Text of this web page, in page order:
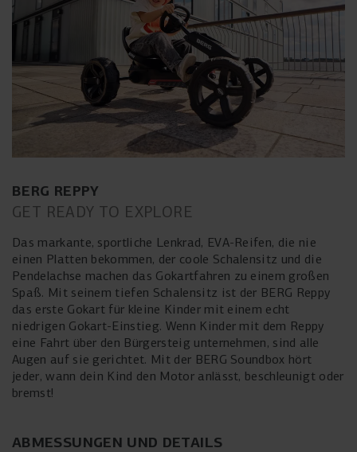
BERG REPPY
GET READY TO EXPLORE
Das markante, sportliche Lenkrad, EVA-Reifen, die nie
einen Platten bekommen, der coole Schalensitz und die
Pendelachse machen das Gokartfahren zu einem großen
Spaß. Mit seinem tiefen Schalensitz ist der BERG Reppy
das erste Gokart für kleine Kinder mit einem echt
niedrigen Gokart-Einstieg. Wenn Kinder mit dem Reppy
eine Fahrt über den Bürgersteig unternehmen, sind alle
Augen auf sie gerichtet. Mit der BERG Soundbox hört
jeder, wann dein Kind den Motor anlässt, beschleunigt oder
bremst!
ABMESSUNGEN UND DETAILS